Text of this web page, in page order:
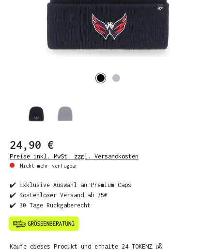
24,90 €
Preise inkl. MwSt. zzgl. Versandkosten
Nicht mehr verfügbar
✔️ Exklusive Auswahl an Premium Caps
✔️ Kostenloser Versand ab 75€
✔️ 30 Tage Rückgaberecht
Kaufe dieses Produkt und erhalte 24 TOKENZ 💰